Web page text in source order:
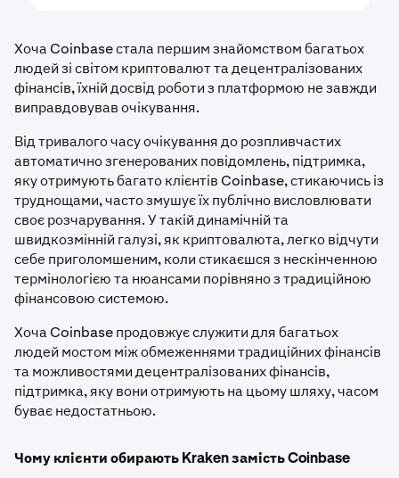
Хоча Coinbase стала першим знайомством багатьох
людей зі світом криптовалют та децентралізованих
фінансів, їхній досвід роботи з платформою не завжди
виправдовував очікування.
Від тривалого часу очікування до розпливчастих
автоматично згенерованих повідомлень, підтримка,
яку отримують багато клієнтів Coinbase, стикаючись із
труднощами, часто змушує їх публічно висловлювати
своє розчарування. У такій динамічній та
швидкозмінній галузі, як криптовалюта, легко відчути
себе приголомшеним, коли стикаєшся з нескінченною
термінологією та нюансами порівняно з традиційною
фінансовою системою.
Хоча Coinbase продовжує служити для багатьох
людей мостом між обмеженнями традиційних фінансів
та можливостями децентралізованих фінансів,
підтримка, яку вони отримують на цьому шляху, часом
буває недостатньою.
Чому клієнти обирають Kraken замість Coinbase